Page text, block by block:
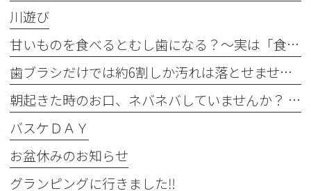
川遊び
甘いものを食べるとむし歯になる？〜実は「食べる回数」がポイントです〜
歯ブラシだけでは約6割しか汚れは落とせません〜フロスや歯間ブラシが大切な理由〜
朝起きた時のお口、ネバネバしていませんか？ 〜実は細菌が増えているサインかもしれません〜
バスケＤＡＹ
お盆休みのお知らせ
グランピングに行きました‼︎